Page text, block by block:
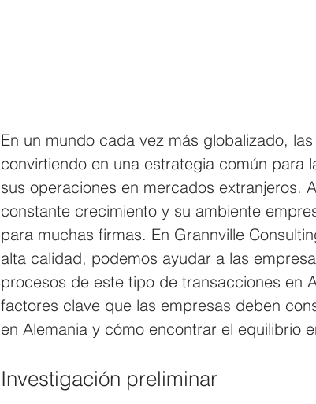
En un mundo cada vez más globalizado,
convirtiendo en una estrategia común para
sus operaciones en mercados extranjeros.
constante crecimiento y su ambiente
para muchas firmas. En Grannville
alta calidad, podemos ayudar a las
procesos de este tipo de transacciones en
factores clave que las empresas deben
en Alemania y cómo encontrar el equilibrio
Investigación preliminar